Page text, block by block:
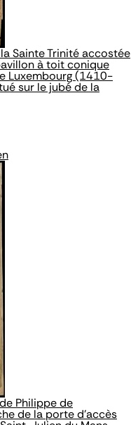
Sainte Trinité accostée
à toit conique
Luxembourg (1410-
sur le jubé de la
Philippe de
de la porte d'accès